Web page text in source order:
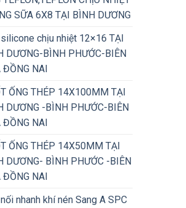
SỮA 6X8 TẠI BÌNH DƯƠNG
chịu nhiệt 12×16 TẠI
DƯƠNG-BÌNH PHƯỚC-BIÊN
ĐỒNG NAI
ỐNG THÉP 14X100MM TẠI
DƯƠNG -BÌNH PHƯỚC-BIÊN
ĐỒNG NAI
ỐNG THÉP 14X50MM TẠI
DƯƠNG- BÌNH PHƯỚC -BIÊN
ĐỒNG NAI
nhanh khí nén Sang A SPC